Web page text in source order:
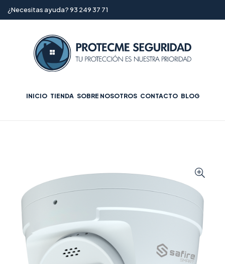
¿Necesitas ayuda? 93 249 37 71
INICIO TIENDA SOBRE NOSOTROS CONTACTO BLOG